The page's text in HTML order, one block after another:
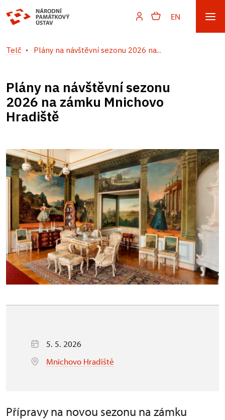
EN
Telč Plány na návštěvní sezonu 2026 na...
Plány na návštěvní sezonu
2026 na zámku Mnichovo
Hradiště
5. 5. 2026
Mnichovo Hradiště
Přípravy na novou sezonu na zámku